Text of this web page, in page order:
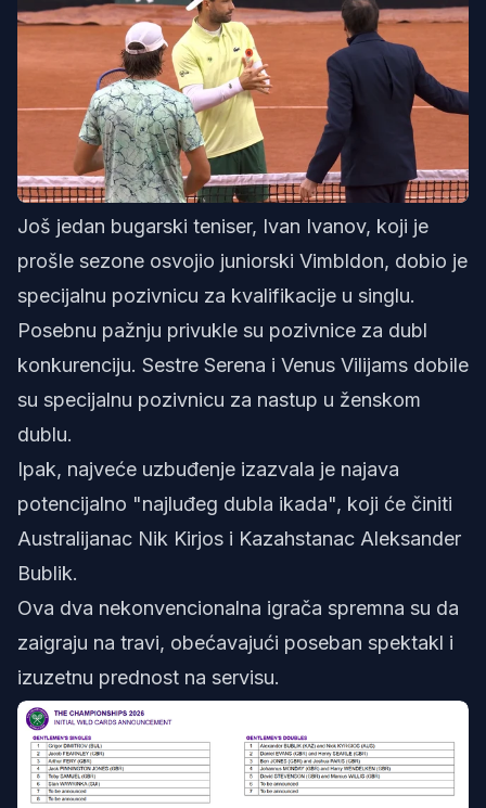
Još jedan bugarski teniser, Ivan Ivanov, koji je
prošle sezone osvojio juniorski Vimbldon, dobio je
specijalnu pozivnicu za kvalifikacije u singlu.
Posebnu pažnju privukle su pozivnice za dubl
konkurenciju. Sestre Serena i Venus Vilijams dobile
su specijalnu pozivnicu za nastup u ženskom
dublu.
Ipak, najveće uzbuđenje izazvala je najava
potencijalno "najluđeg dubla ikada", koji će činiti
Australijanac Nik Kirjos i Kazahstanac Aleksander
Bublik.
Ova dva nekonvencionalna igrača spremna su da
zaigraju na travi, obećavajući poseban spektakl i
izuzetnu prednost na servisu.